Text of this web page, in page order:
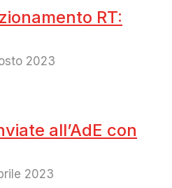
RT:
2023
all’AdE con
2023